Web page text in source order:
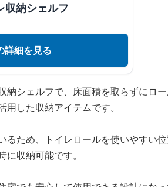
収納シェルフ
詳細を見る
納シェルフで、床面積を取らずにロー
用した収納アイテムです。
るため、トイレロールを使いやすい位
収納可能です。